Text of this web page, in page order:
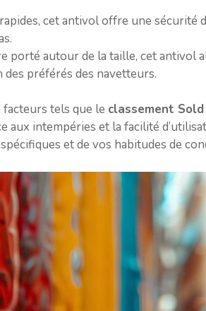
cet antivol offre une sécurité
porté autour de la taille, cet antivol
des préférés des navetteurs.
facteurs tels que le classement Sold
aux intempéries et la facilité
et de vos habitudes de